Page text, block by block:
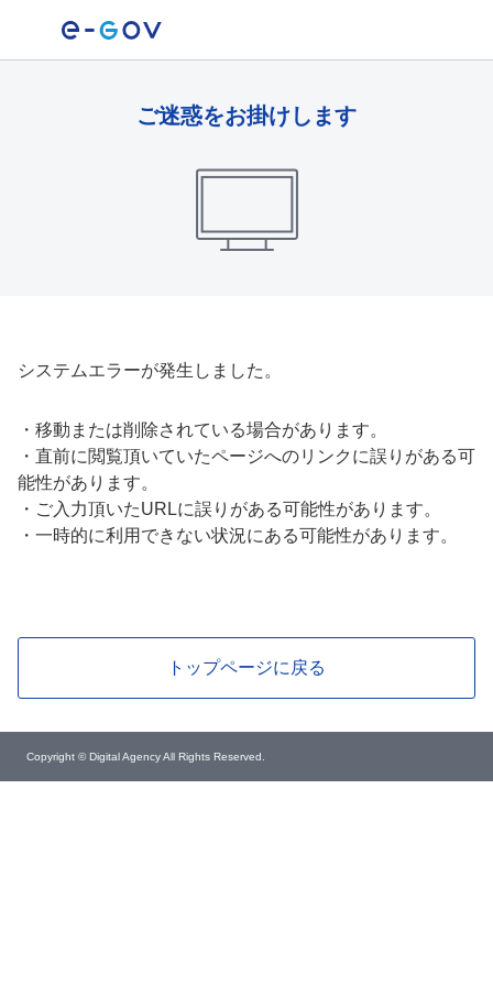
ご迷惑をお掛けします
システムエラーが発生しました。
・ 移動または削除されている場合があります。
・ 直前に閲覧頂いていたページへのリンクに誤りがある可
能性があります。
・ ご入力頂いたURLに誤りがある可能性があります。
・ 一時的に利用できない状況にある可能性があります。
トップページに戻る
Copyright © Digital Agency All Rights Reserved.